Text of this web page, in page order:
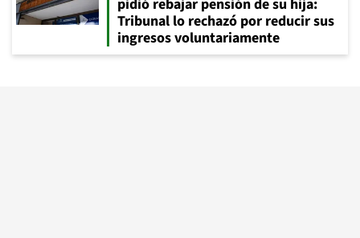
pidió rebajar pensión de su hija:
Tribunal lo rechazó por reducir sus
ingresos voluntariamente